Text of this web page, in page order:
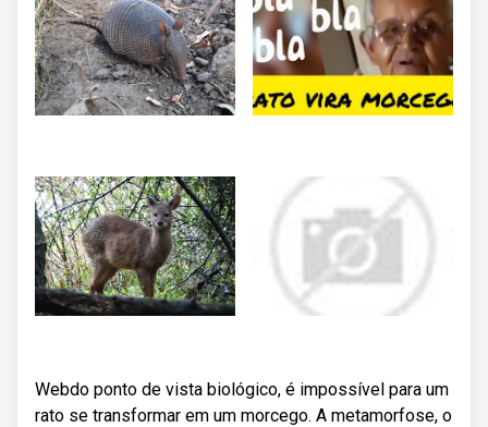
Webdo ponto de vista biológico, é impossível para um
rato se transformar em um morcego. A metamorfose, o